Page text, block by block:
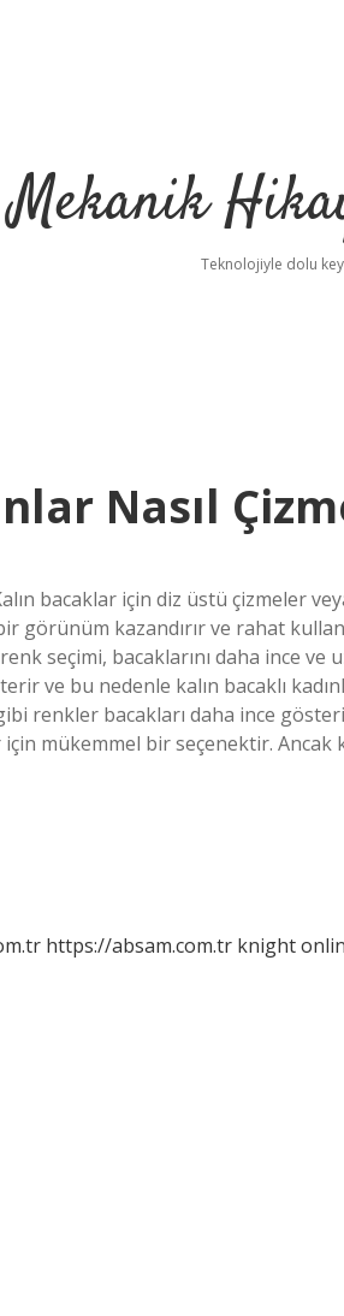
Mekanik
Teknolojiyle dolu
Nasıl
bacaklar için diz üstü çizmeler
görünüm kazandırır ve rahat
seçimi, bacaklarını daha ince
ve bu nedenle kalın bacaklı
renkler bacakları daha ince
mükemmel bir seçenektir. Ancak
https://absam.com.tr knight